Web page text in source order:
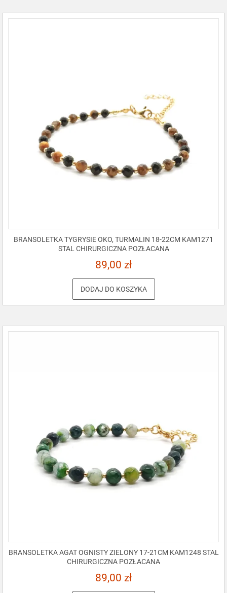
BRANSOLETKA TYGRYSIE OKO, TURMALIN 18-22CM KAM1271
STAL CHIRURGICZNA POZŁACANA
89,00 zł
DODAJ DO KOSZYKA
BRANSOLETKA AGAT OGNISTY ZIELONY 17-21CM KAM1248 STAL
CHIRURGICZNA POZŁACANA
89,00 zł